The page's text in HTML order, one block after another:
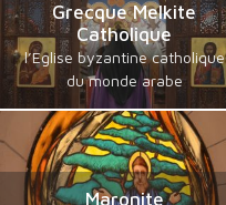
Grecque Melkite
Catholique
l’Eglise byzantine catholique
du monde arabe
Maronite